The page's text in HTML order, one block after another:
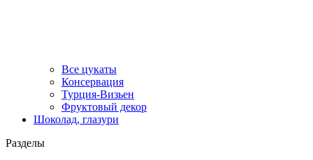
Все цукаты
Консервация
Турция-Визьен
Фруктовый декор
Шоколад, глазури
Разделы